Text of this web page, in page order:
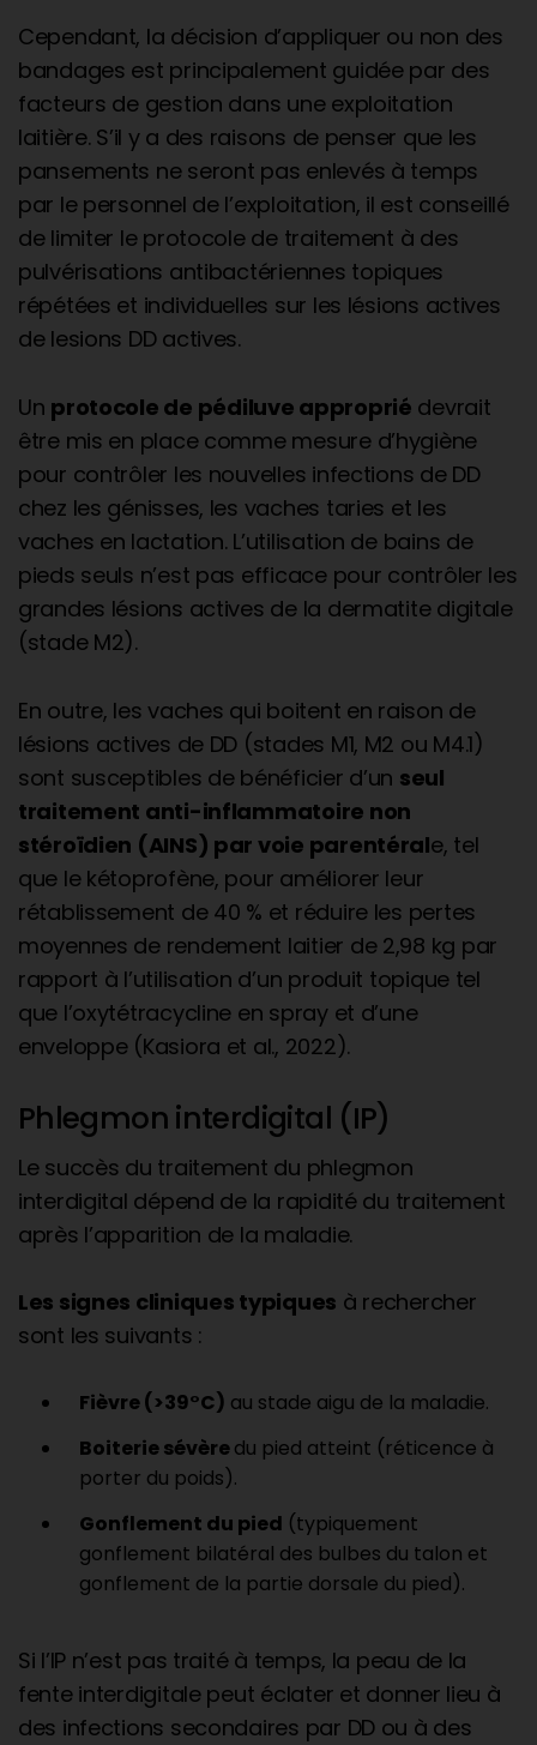
Cependant, la décision d’appliquer ou non des
bandages est principalement guidée par des
facteurs de gestion dans une exploitation
laitière. S’il y a des raisons de penser que les
pansements ne seront pas enlevés à temps
par le personnel de l’exploitation, il est conseillé
de limiter le protocole de traitement à des
pulvérisations antibactériennes topiques
répétées et individuelles sur les lésions actives
de lesions DD actives.
Un protocole de pédiluve approprié devrait
être mis en place comme mesure d’hygiène
pour contrôler les nouvelles infections de DD
chez les génisses, les vaches taries et les
vaches en lactation. L’utilisation de bains de
pieds seuls n’est pas efficace pour contrôler les
grandes lésions actives de la dermatite digitale
(stade M2).
En outre, les vaches qui boitent en raison de
lésions actives de DD (stades M1, M2 ou M4.1)
sont susceptibles de bénéficier d’un seul
traitement anti-inflammatoire non
stéroïdien (AINS) par voie parentérale, tel
que le kétoprofène, pour améliorer leur
rétablissement de 40 % et réduire les pertes
moyennes de rendement laitier de 2,98 kg par
rapport à l’utilisation d’un produit topique tel
que l’oxytétracycline en spray et d’une
enveloppe (Kasiora et al., 2022).
Phlegmon interdigital (IP)
Le succès du traitement du phlegmon
interdigital dépend de la rapidité du traitement
après l’apparition de la maladie.
Les signes cliniques typiques à rechercher
sont les suivants :
Fièvre (>39°C) au stade aigu de la maladie.
Boiterie sévèredu pied atteint (réticence à
porter du poids).
Gonflement du pied (typiquement
gonflement bilatéral des bulbes du talon et
gonflement de la partie dorsale du pied).
Si l’IP n’est pas traité à temps, la peau de la
fente interdigitale peut éclater et donner lieu à
des infections secondaires par DD ou à des